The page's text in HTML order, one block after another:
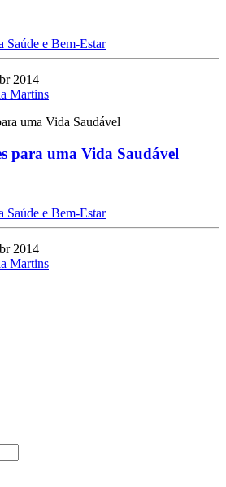
Saúde e Bem-Estar
2014
Martins
para uma Vida Saudável
Saúde e Bem-Estar
2014
Martins